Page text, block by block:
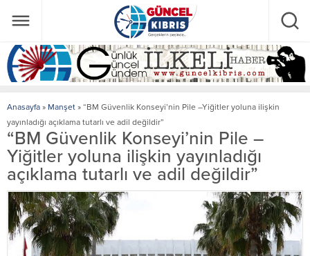
Anasayfa » Manşet » “BM Güvenlik Konseyi’nin Pile –Yiğitler yoluna ilişkin
yayınladığı açıklama tutarlı ve adil değildir”
“BM Güvenlik Konseyi’nin Pile –
Yiğitler yoluna ilişkin yayınladığı
açıklama tutarlı ve adil değildir”